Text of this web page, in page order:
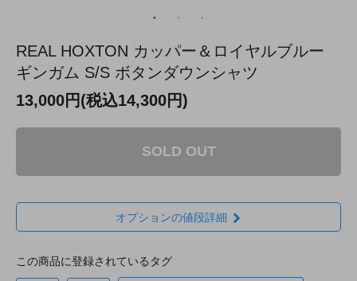
REAL HOXTON カッパー＆ロイヤルブルー
ギンガム S/S ボタンダウンシャツ
13,000円(税込14,300円)
SOLD OUT
オプションの値段詳細
この商品に登録されているタグ